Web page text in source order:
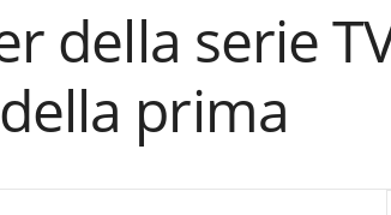
della serie
prima